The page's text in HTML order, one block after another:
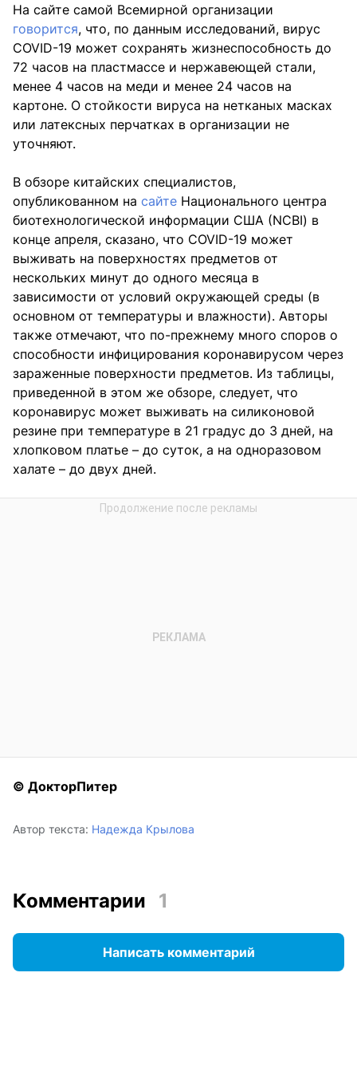
На сайте самой Всемирной организации
говорится, что, по данным исследований, вирус
COVID-19 может сохранять жизнеспособность до
72 часов на пластмассе и нержавеющей стали,
менее 4 часов на меди и менее 24 часов на
картоне. О стойкости вируса на нетканых масках
или латексных перчатках в организации не
уточняют.
В обзоре китайских специалистов,
опубликованном на сайте Национального центра
биотехнологической информации США (NCBI) в
конце апреля, сказано, что COVID-19 может
выживать на поверхностях предметов от
нескольких минут до одного месяца в
зависимости от условий окружающей среды (в
основном от температуры и влажности). Авторы
также отмечают, что по-прежнему много споров о
способности инфицирования коронавирусом через
зараженные поверхности предметов. Из таблицы,
приведенной в этом же обзоре, следует, что
коронавирус может выживать на силиконовой
резине при температуре в 21 градус до 3 дней, на
хлопковом платье – до суток, а на одноразовом
халате – до двух дней.
© ДокторПитер
Автор текста: Надежда Крылова
Комментарии 1
Написать комментарий